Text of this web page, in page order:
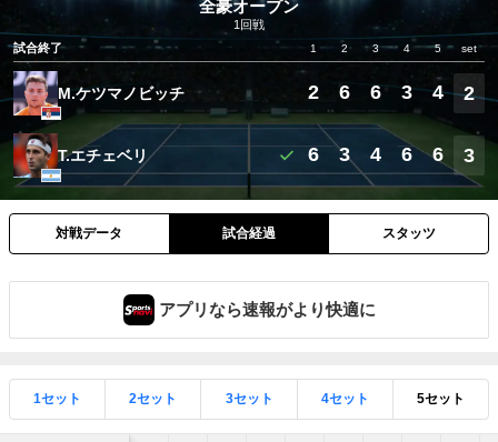
全豪オープン
1回戦
試合終了
1 2 3 4 5 set
M.ケツマノビッチ 2 6 6 3 4 2
T.エチェベリ 6 3 4 6 6 3
対戦データ 試合経過 スタッツ
アプリなら速報がより快適に
1セット 2セット 3セット 4セット 5セット